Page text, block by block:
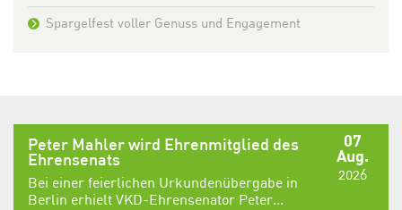
Spargelfest voller Genuss und Engagement
07
Aug.
2026
Peter Mahler wird Ehrenmitglied des
Ehrensenats
Bei einer feierlichen Urkundenübergabe in
Berlin erhielt VKD-Ehrensenator Peter...